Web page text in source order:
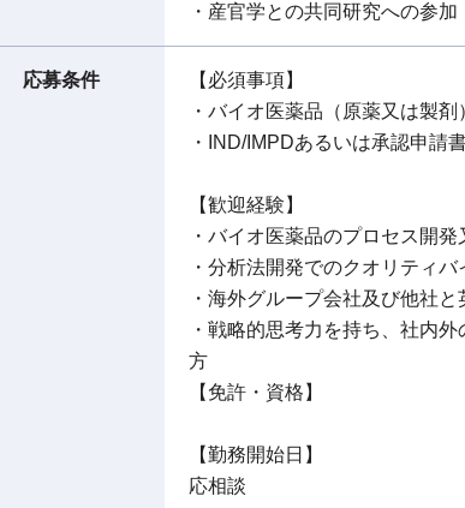
・産官学との共同研究への参加
応募条件
【必須事項】
・バイオ医薬品（原薬又は製
・IND/IMPDあるいは承認申請
【歓迎経験】
・バイオ医薬品のプロセス開
・分析法開発でのクオリティ
・海外グループ会社及び他社
・戦略的思考力を持ち、社内
方
【免許・資格】
【勤務開始日】
応相談